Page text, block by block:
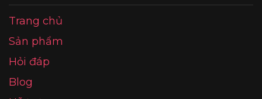
Trang chủ
Sản phẩm
Hỏi đáp
Blog